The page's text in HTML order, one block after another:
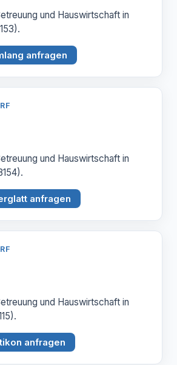
und Hauswirtschaft in
anfragen
und Hauswirtschaft in
anfragen
und Hauswirtschaft in
anfragen